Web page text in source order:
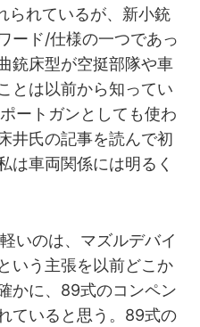
られているが、新小銃
ード/仕様の一つであっ
銃床型が空挺部隊や車
とは以前から知ってい
ートガンとしても使わ
井氏の記事を読んで初
は車両関係には明るく
いのは、マズルデバイ
いう主張を以前どこか
かに、89式のコンペン
ていると思う。89式の